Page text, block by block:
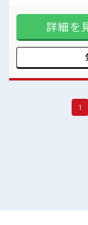
持ち物が多いあ
ロッカー付き職
ので、
ことに
整って
きまし
た派遣のお仕事で
色・髪
ったり
詳細を
1